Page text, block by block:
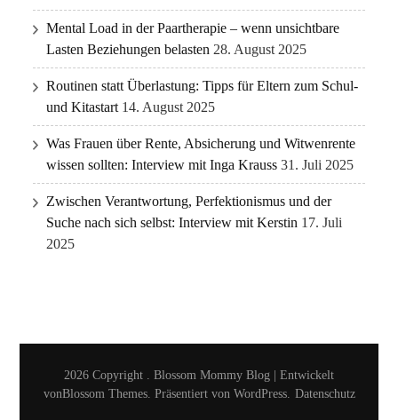
Mental Load in der Paartherapie – wenn unsichtbare
Lasten Beziehungen belasten 28. August 2025
Routinen statt Überlastung: Tipps für Eltern zum Schul-
und Kitastart 14. August 2025
Was Frauen über Rente, Absicherung und Witwenrente
wissen sollten: Interview mit Inga Krauss 31. Juli 2025
Zwischen Verantwortung, Perfektionismus und der
Suche nach sich selbst: Interview mit Kerstin 17. Juli
2025
2026 Copyright
Blossom Mommy Blog | Entwickelt
vonBlossom Themes. Präsentiert von WordPress. Datenschutz